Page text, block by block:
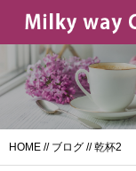
HOME // ブログ // 乾杯2